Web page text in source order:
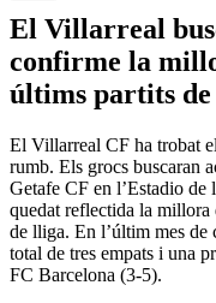
El Villarreal
confirme la
últims partits
El Villarreal CF ha trobat
rumb. Els grocs buscaran
Getafe CF en l’Estadio
quedat reflectida la
de lliga. En l’últim mes de
total de tres empats i una
FC Barcelona (3-5).